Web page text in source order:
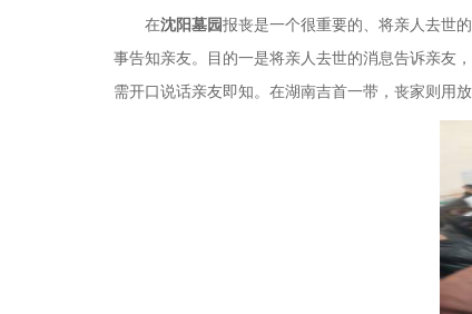
在沈阳墓园报丧是一个很重要的、将亲人去世
事告知亲友。目的一是将亲人去世的消息告诉亲友
需开口说话亲友即知。在湖南吉首一带，丧家则用